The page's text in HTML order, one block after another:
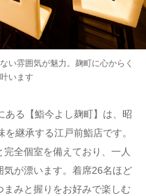
い雰囲気が魅力。麹町に心からく
います
ある【鮨今よし麹町】は、昭
継承する江戸前鮨店です。
全個室を備えており、一人
が漂います。着席26名ほど
みと握りをお好みで楽しむ